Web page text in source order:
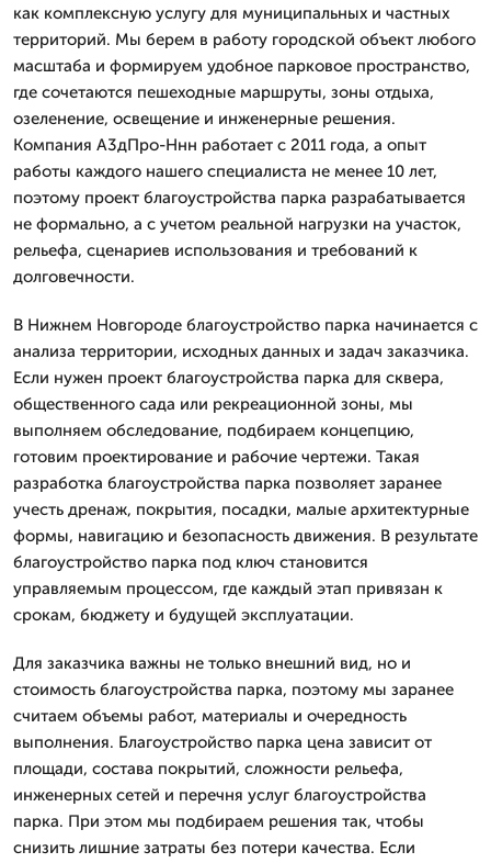
как комплексную услугу для муниципальных и частных
территорий. Мы берем в работу городской объект любого
масштаба и формируем удобное парковое пространство,
где сочетаются пешеходные маршруты, зоны отдыха,
озеленение, освещение и инженерные решения.
Компания А3дПро-Ннн работает с 2011 года, а опыт
работы каждого нашего специалиста не менее 10 лет,
поэтому проект благоустройства парка разрабатывается
не формально, а с учетом реальной нагрузки на участок,
рельефа, сценариев использования и требований к
долговечности.
В Нижнем Новгороде благоустройство парка начинается с
анализа территории, исходных данных и задач заказчика.
Если нужен проект благоустройства парка для сквера,
общественного сада или рекреационной зоны, мы
выполняем обследование, подбираем концепцию,
готовим проектирование и рабочие чертежи. Такая
разработка благоустройства парка позволяет заранее
учесть дренаж, покрытия, посадки, малые архитектурные
формы, навигацию и безопасность движения. В результате
благоустройство парка под ключ становится
управляемым процессом, где каждый этап привязан к
срокам, бюджету и будущей эксплуатации.
Для заказчика важны не только внешний вид, но и
стоимость благоустройства парка, поэтому мы заранее
считаем объемы работ, материалы и очередность
выполнения. Благоустройство парка цена зависит от
площади, состава покрытий, сложности рельефа,
инженерных сетей и перечня услуг благоустройства
парка. При этом мы подбираем решения так, чтобы
снизить лишние затраты без потери качества. Если